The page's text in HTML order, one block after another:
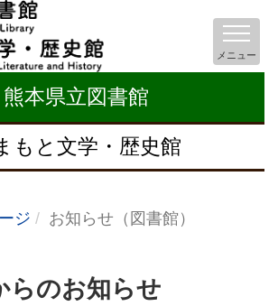
熊本県立図書館
もと文学・歴史館
メニュー
ジ お知らせ（図書館）
らのお知らせ